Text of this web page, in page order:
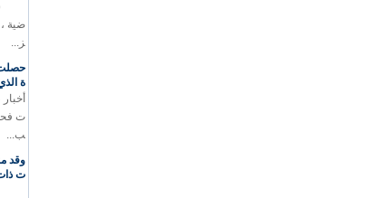
سعر
ز...
ة
ت
ب...
وقد
ت